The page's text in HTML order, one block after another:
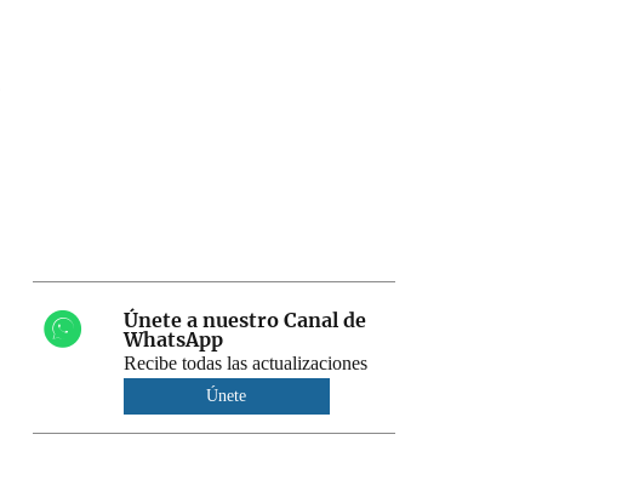
Únete a nuestro Canal de
WhatsApp
Recibe todas las actualizaciones
Únete